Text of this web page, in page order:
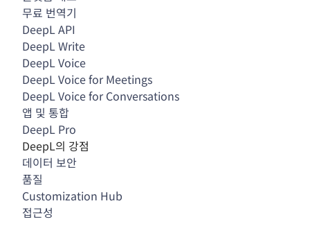
무료 번역기
DeepL API
DeepL Write
DeepL Voice
DeepL Voice for Meetings
DeepL Voice for Conversations
앱 및 통합
DeepL Pro
DeepL의 강점
데이터 보안
품질
Customization Hub
접근성